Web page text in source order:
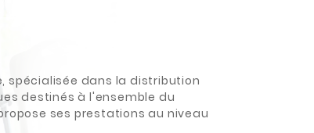
spécialisée dans la distribution
destinés à l'ensemble du
ses prestations au niveau